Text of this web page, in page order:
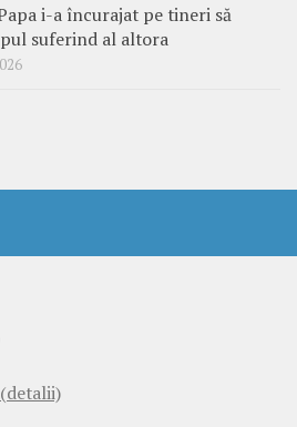
i-a încurajat pe tineri să
suferind al altora
(detalii)